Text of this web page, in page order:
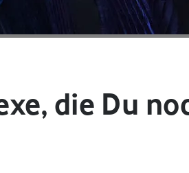
die Du